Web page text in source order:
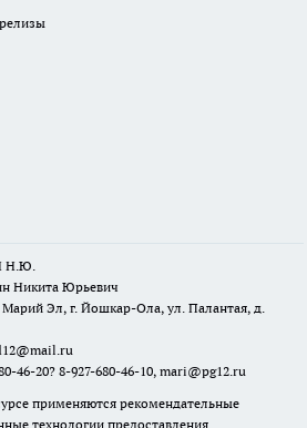
Н.Ю.
Никита Юрьевич
Марий Эл, г. Йошкар-Ола, ул. Палантая, д.
46-20? 8-927-680-46-10, mari@pg12.ru
применяются рекомендательные
технологии предоставления